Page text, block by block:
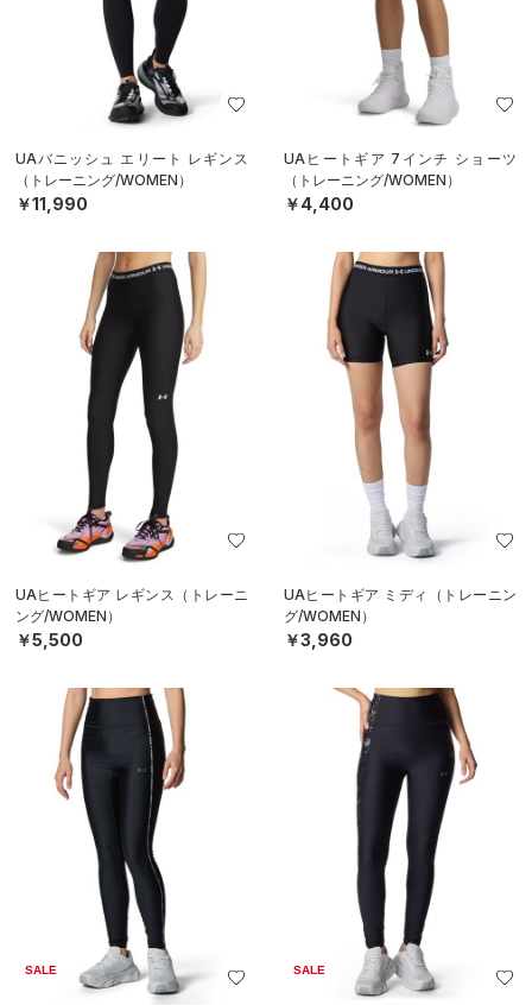
UAバニッシュ エリート レギンス
（トレーニング/WOMEN）
￥11,990
UAヒートギア 7インチ ショーツ
（トレーニング/WOMEN）
￥4,400
UAヒートギア レギンス（トレーニ
ング/WOMEN）
￥5,500
UAヒートギア ミディ（トレーニン
グ/WOMEN）
￥3,960
SALE SALE